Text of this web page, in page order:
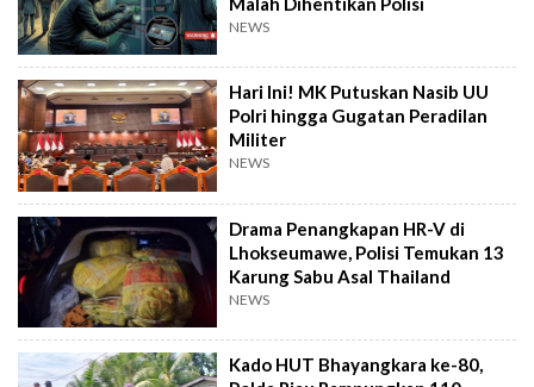
NEWS
Hari Ini! MK Putuskan Nasib UU
Polri hingga Gugatan Peradilan
Militer
NEWS
Drama Penangkapan HR-V di
Lhokseumawe, Polisi Temukan 13
Karung Sabu Asal Thailand
NEWS
Kado HUT Bhayangkara ke-80,